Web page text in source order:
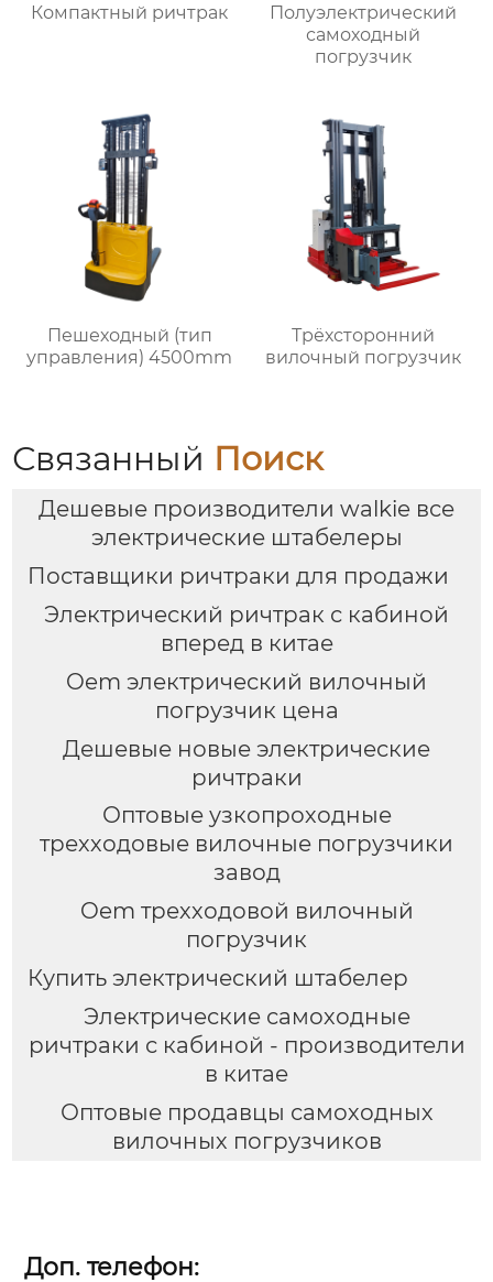
Компактный ричтрак
Полуэлектрический
самоходный
погрузчик
Пешеходный (тип
управления) 4500mm
Трёхсторонний
вилочный погрузчик
Связанный Поиск
Дешевые производители walkie все
электрические штабелеры
Поставщики ричтраки для продажи
Электрический ричтрак с кабиной
вперед в китае
Oem электрический вилочный
погрузчик цена
Дешевые новые электрические
ричтраки
Оптовые узкопроходные
трехходовые вилочные погрузчики
завод
Oem трехходовой вилочный
погрузчик
Купить электрический штабелер
Электрические самоходные
ричтраки с кабиной - производители
в китае
Оптовые продавцы самоходных
вилочных погрузчиков
Доп. телефон: